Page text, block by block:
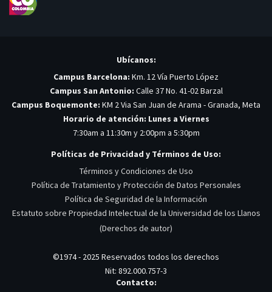
Ubícanos:
Campus Barcelona: Km. 12 Vía Puerto López
Campus San Antonio: Calle 37 No. 41-02 Barzal
Campus Boquemonte: KM 2 Via San Juan de Arama - Granada, Meta
Horario de atención: Lunes a Viernes
7:30am a 11:30m y 2:00pm a 5:30pm
Políticas de Privacidad y Términos de Uso:
Términos y Condiciones de Uso
Política de Tratamiento y Protección de Datos Personales
Política de Seguridad de la Información
Estatuto sobre Propiedad Intelectual de la Universidad de los Llanos
(Derechos de autor)
©1974 - 2025 Reservados todos los derechos
Nit: 892.000.757-3
Contacto: